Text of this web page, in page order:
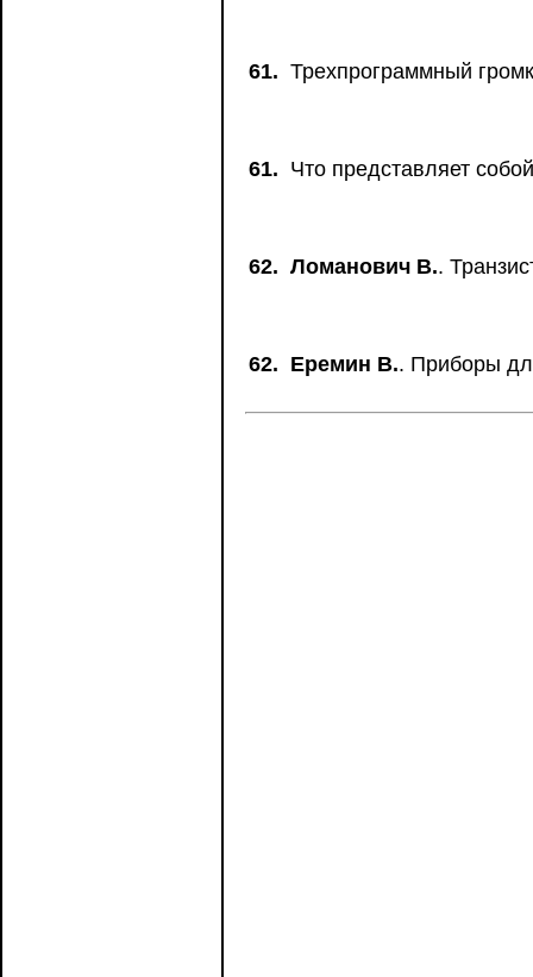
61. Трехпрограммный
61. Что представляет
62. Ломанович В..
62. Еремин В.. Приборы